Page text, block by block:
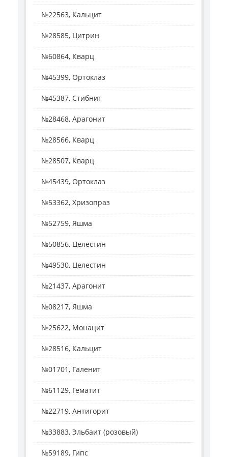
№22563, Кальцит
№28585, Цитрин
№60864, Кварц
№45399, Ортоклаз
№45387, Стибнит
№28468, Арагонит
№28566, Кварц
№28507, Кварц
№45439, Ортоклаз
№53362, Хризопраз
№52759, Яшма
№50856, Целестин
№49530, Целестин
№21437, Арагонит
№08217, Яшма
№25622, Монацит
№28516, Кальцит
№01701, Галенит
№61129, Гематит
№22719, Антигорит
№33883, Эльбаит (розовый)
№59189, Гипс